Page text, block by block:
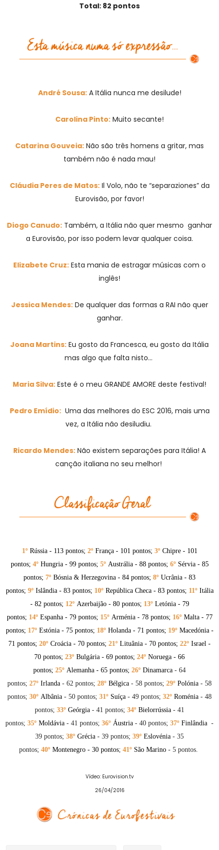
Total: 82 pontos
André Sousa:A Itália nunca me desilude!
Carolina Pinto: Muito secante!
Catarina Gouveia: Não são três homens a gritar, mas
também não é nada mau!
Cláudia Peres de Matos:Il Volo, não te “separaziones” da
Eurovisão, por favor!
Diogo Canudo: Também, a Itália não quer mesmo ganhar
a Eurovisão, por isso podem levar qualquer coisa.
Elizabete Cruz: Esta mania de estragar músicas com o
inglês!
Jessica Mendes:De qualquer das formas a RAI não quer
ganhar.
Joana Martins: Eu gosto da Francesca, eu gosto da Itália
mas algo que falta nisto…
Maria Silva: Este é o meu GRANDE AMORE deste festival!
Pedro Emídio:Uma das melhores do ESC 2016, mais uma
vez, a Itália não desiludiu.
Ricardo Mendes: Não existem separações para Itália! A
canção italiana no seu melhor!
1º Rússia- 113 pontos; 2º França- 101 pontos; 3º Chipre- 101
pontos; 4º Hungria- 99 pontos; 5º Austrália- 88 pontos; 6º Sérvia- 85
pontos; 7º Bósnia & Herzegovina - 84 pontos; 8º Ucrânia - 83
pontos; 9º Islândia- 83 pontos; 10º República Checa- 83 pontos; 11º Itália
- 82 pontos; 12º Azerbaijão- 80 pontos; 13º Letónia- 79
pontos; 14º Espanha- 79 pontos; 15º Arménia- 78 pontos; 16º Malta- 77
pontos; 17º Estónia- 75 pontos; 18º Holanda- 71 pontos; 19º Macedónia-
71 pontos; 20º Croácia - 70 pontos; 21º Lituânia - 70 pontos; 22º Israel -
70 pontos; 23º Bulgária - 69 pontos; 24º Noruega - 66
pontos; 25º Alemanha - 65 pontos; 26º Dinamarca - 64
pontos; 27º Irlanda - 62 pontos; 28º Bélgica - 58 pontos; 29º Polónia - 58
pontos; 30º Albânia - 50 pontos; 31º Suíça - 49 pontos; 32º Roménia - 48
pontos; 33º Geórgia - 41 pontos; 34º Bielorrússia - 41
pontos; 35º Moldávia - 41 pontos; 36º Áustria - 40 pontos; 37º Finlândia -
39 pontos; 38º Grécia - 39 pontos; 39º Eslovénia - 35
pontos; 40º Montenegro - 30 pontos; 41 º São Marino - 5 pontos.
Vídeo: Eurovision.tv
26/04/2016